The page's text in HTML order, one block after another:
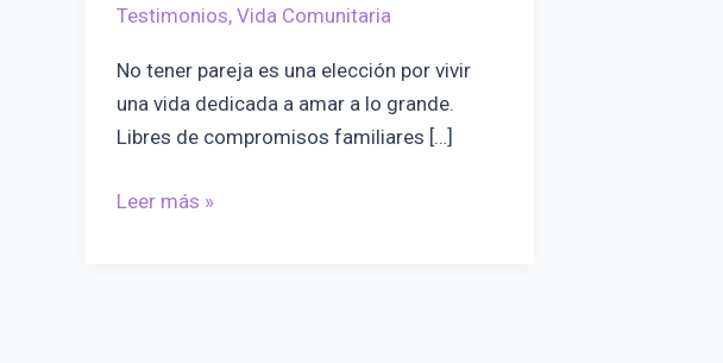
Testimonios, Vida Comunitaria
No tener pareja es una elección por vivir
una vida dedicada a amar a lo grande.
Libres de compromisos familiares […]
¿Los
Leer más »